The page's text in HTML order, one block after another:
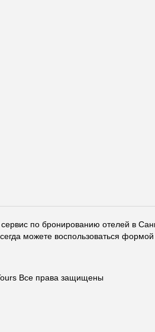
по бронированию отелей в
можете воспользоваться
Все права защищены